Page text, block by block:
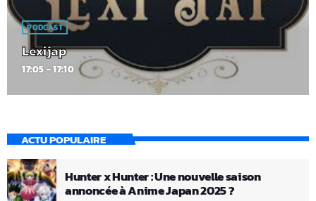
PODCAST
Lexijap
17:05 - 17:10
ACTU POPULAIRE
Hunter x Hunter : Une nouvelle saison
annoncée à Anime Japan 2025 ?